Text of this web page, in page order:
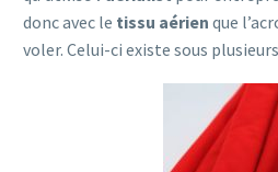
donc avec le tissu aérien que
voler. Celui-ci existe sous